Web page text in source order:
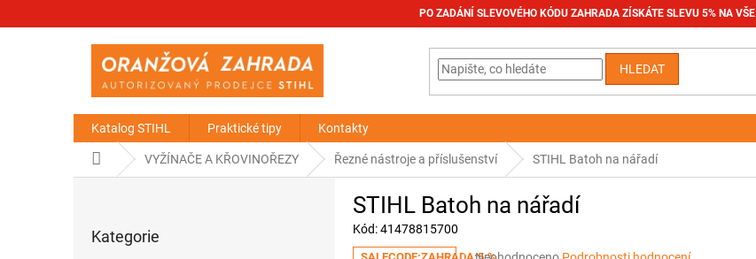
PO ZADÁNÍ SLEVOVÉHO KÓDU ZAHRADA ZÍSKÁTE SLEVU 5% NA VŠE
HLEDAT
Katalog STIHL Praktické tipy Kontakty
Domů VYŽÍNAČE A KŘOVINOŘEZY Řezné nástroje a příslušenství STIHL Batoh na nářadí
kategorie
Kategorie
STIHL Batoh na nářadí
Kód:41478815700
Průměrné